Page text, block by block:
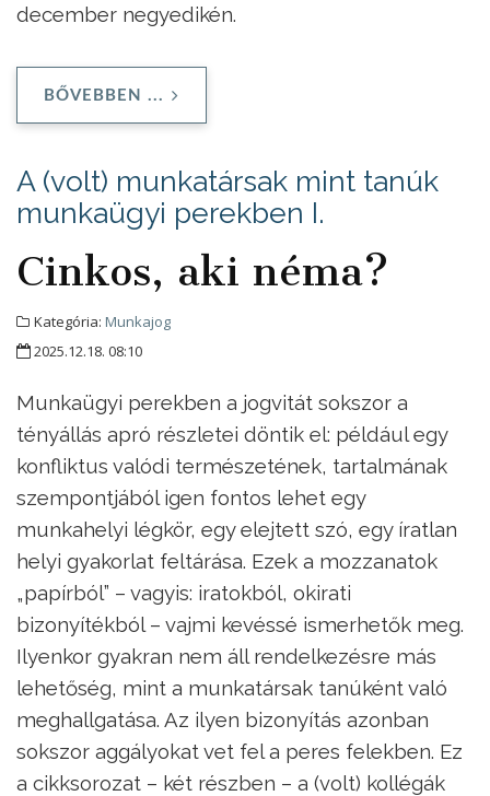
december negyedikén.
BŐVEBBEN ...
A (volt) munkatársak mint tanúk
munkaügyi perekben I.
Cinkos, aki néma?
Kategória: Munkajog
2025.12.18. 08:10
Munkaügyi perekben a jogvitát sokszor a
tényállás apró részletei döntik el: például egy
konfliktus valódi természetének, tartalmának
szempontjából igen fontos lehet egy
munkahelyi légkör, egy elejtett szó, egy íratlan
helyi gyakorlat feltárása. Ezek a mozzanatok
„papírból” – vagyis: iratokból, okirati
bizonyítékból – vajmi kevéssé ismerhetők meg.
Ilyenkor gyakran nem áll rendelkezésre más
lehetőség, mint a munkatársak tanúként való
meghallgatása. Az ilyen bizonyítás azonban
sokszor aggályokat vet fel a peres felekben. Ez
a cikksorozat – két részben – a (volt) kollégák